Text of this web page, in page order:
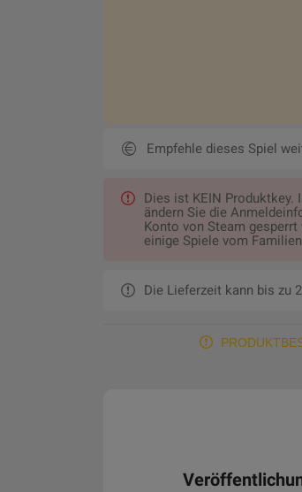
Empfehle dieses Spiel
Dies ist KEIN Produktkey.
ändern Sie die
Konto von Steam
einige Spiele vom
Die Lieferzeit kann bis zu